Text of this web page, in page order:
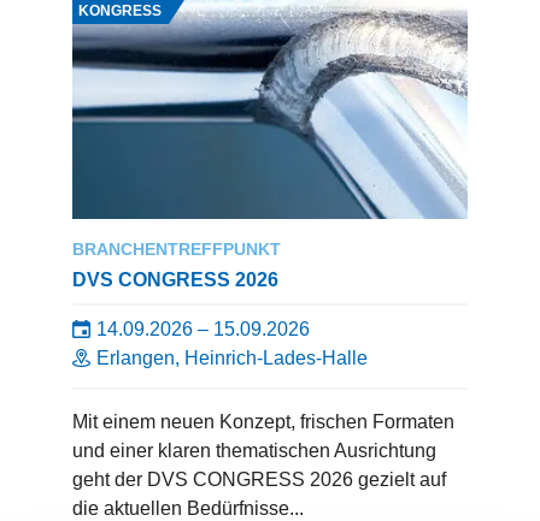
KONGRESS
BRANCHENTREFFPUNKT
DVS CONGRESS 2026
14.09.2026 – 15.09.2026
Erlangen, Heinrich-Lades-Halle
Mit einem neuen Konzept, frischen Formaten
und einer klaren thematischen Ausrichtung
geht der DVS CONGRESS 2026 gezielt auf
die aktuellen Bedürfnisse...